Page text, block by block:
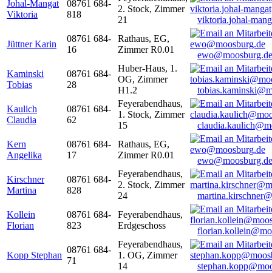
Johal-Mangat
Viktoria
08761 684-
818
2. Stock, Zimmer
21
viktoria.johal-
Jüttner Karin
08761 684-
16
Rathaus, EG,
Zimmer R0.01
ewo@moosburg.de
Kaminski
Tobias
08761 684-
28
Huber-Haus, 1.
OG, Zimmer
H1.2
Kaulich
Claudia
08761 684-
62
Feyerabendhaus,
1. Stock, Zimmer
15
Kern
Angelika
08761 684-
17
Rathaus, EG,
Zimmer R0.01
ewo@moosburg.de
Kirschner
Martina
08761 684-
828
Feyerabendhaus,
2. Stock, Zimmer
24
Kollein
Florian
08761 684-
823
Feyerabendhaus,
Erdgeschoss
Kopp Stephan
08761 684-
71
Feyerabendhaus,
1. OG, Zimmer
14